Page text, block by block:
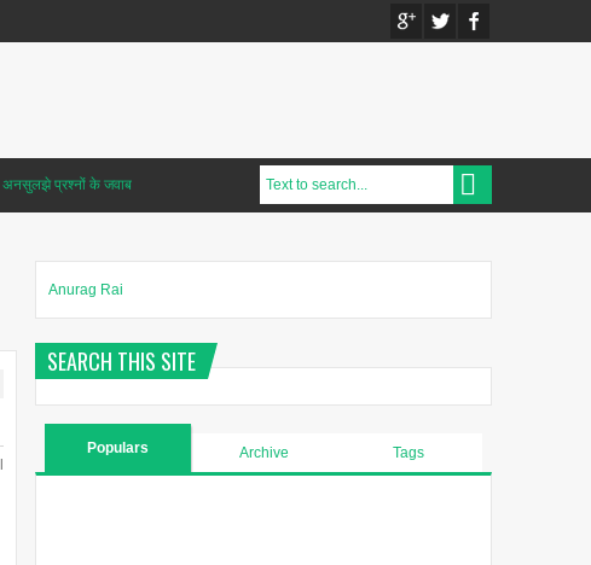
अनसुलझे प्रश्नों के जवाब
Anurag Rai
SEARCH THIS SITE
Populars Archive Tags